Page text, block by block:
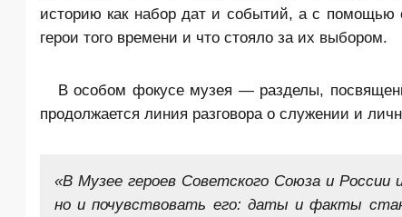
историю как набор дат и событий, а с
герои того времени и что стояло за их выбором.
В особом фокусе музея — разделы,
продолжается линия разговора о служении и
«В Музее героев Советского Союза и
но и почувствовать его: даты и факты